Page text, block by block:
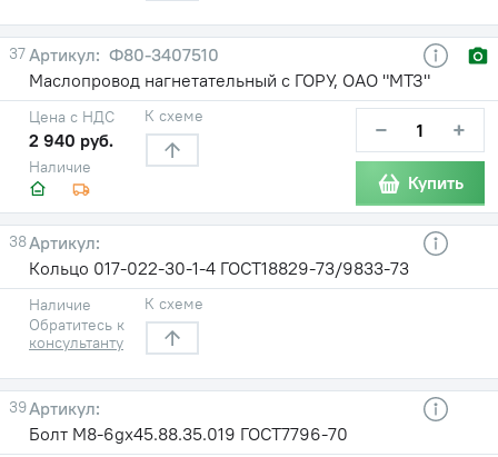
37
Ф80-3407510
Маслопровод нагнетательный с ГОРУ, ОАО "МТЗ"
Наличие
Цена с НДС
2 940 руб.
К схеме − +
Купить
38
Кольцо 017-022-30-1-4 ГОСТ18829-73/9833-73
Наличие
Обратитесь к
консультанту
К схеме
39
Болт М8-6gх45.88.35.019 ГОСТ7796-70